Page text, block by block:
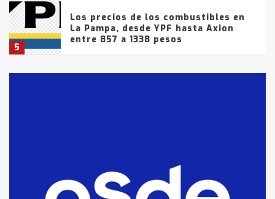
5
Los precios de los combustibles en
La Pampa, desde YPF hasta Axion
entre 857 a 1338 pesos
fueron detenidos por
comercialización de drogas en la
tarde del sábado